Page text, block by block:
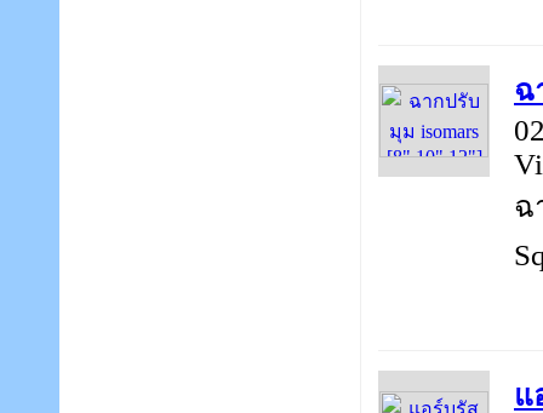
ฉ
ฉ
แ